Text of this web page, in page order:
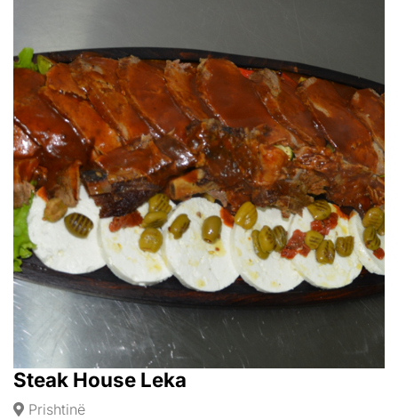
Steak House Leka
Prishtinë